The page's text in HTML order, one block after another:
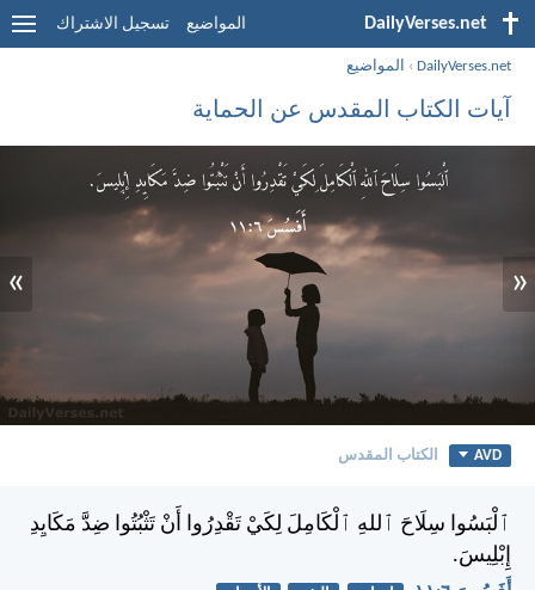
DailyVerses.net المواضيع تسجيل الاشتراك
DailyVerses.net
› المواضيع
آيات الكتاب المقدس عن الحماية
«
»
AVD الكتاب المقدس
ٱلْبَسُوا سِلَاحَ ٱللهِ ٱلْكَامِلَ لِكَيْ تَقْدِرُوا أَنْ تَثْبُتُوا ضِدَّ مَكَايِدِ
إِبْلِيسَ.